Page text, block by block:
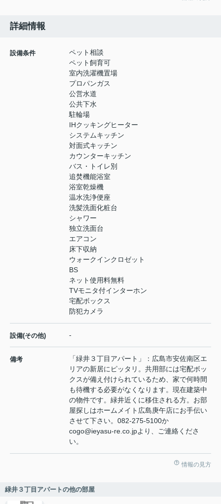
詳細情報
設備条件
ペット相談
ペット飼育可
室内洗濯機置場
プロパンガス
公営水道
公共下水
駐輪場
IHクッキングヒーター
システムキッチン
対面式キッチン
カウンターキッチン
バス・トイレ別
追焚機能浴室
浴室乾燥機
温水洗浄便座
洗髪洗面化粧台
シャワー
独立洗面台
エアコン
床下収納
ウォークインクロゼット
BS
ネット使用料無料
TVモニタ付インターホン
宅配ボックス
防犯カメラ
設備(その他) -
備考
「緑井３丁目アパート」：広島市安佐南区エ
リアの新居にピッタリ。共用部には宅配ボッ
クスが備え付けられているため、家で何時間
も待機する必要がなくなります。現在建築中
の物件です。緑井近くに移住される方。お部
屋探しはホームメイト広島庚午店にお手伝い
させて下さい。082-275-5100か
cogo@ieyasu-re.co.jpより、ご連絡くださ
い。
情報の見方
緑井３丁目アパートの他の部屋